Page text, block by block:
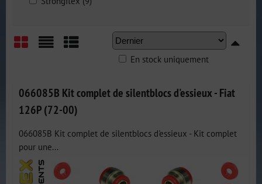
En stock uniquement
066085B Kit complet de silentblocs d'essieux - Fiat
126P (72-00)
066085B Kit complet de silentblocs d'essieux - Kit complet
pour une...